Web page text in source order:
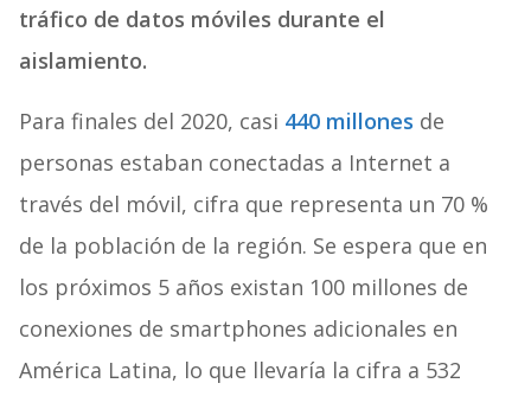
tráfico de datos móviles durante el
aislamiento.
Para finales del 2020, casi 440 millones de
personas estaban conectadas a Internet a
través del móvil, cifra que representa un 70 %
de la población de la región. Se espera que en
los próximos 5 años existan 100 millones de
conexiones de smartphones adicionales en
América Latina, lo que llevaría la cifra a 532